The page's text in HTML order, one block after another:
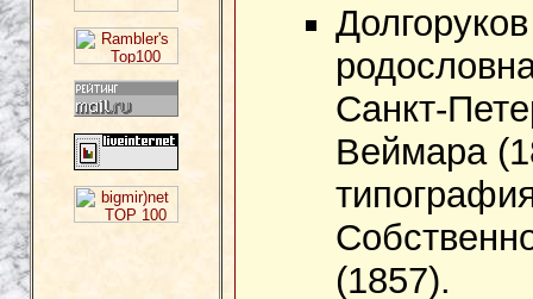
Санкт-
Веймара
(1857).